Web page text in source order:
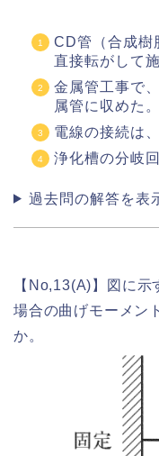
CD管（合成樹
直接転がして
金属管工事で
属管に収めた。
電線の接続は
浄化槽の分岐
過去問の解答を表
【No,13(A)】図に
場合の曲げモーメン
か。